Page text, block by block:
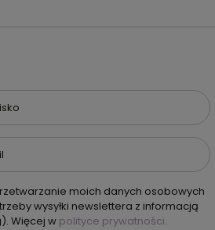
moich danych osobowych
wysyłki newslettera z informacją
Więcej w polityce prywatności.